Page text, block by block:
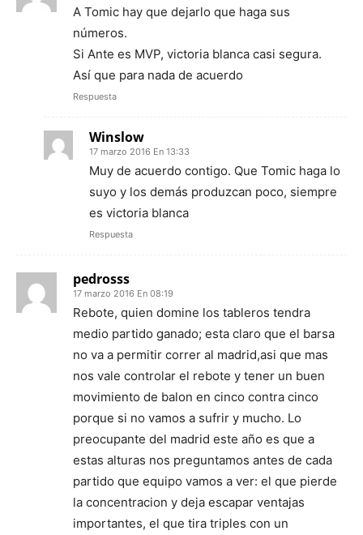
A Tomic hay que dejarlo que haga sus
números.
Si Ante es MVP, victoria blanca casi segura.
Así que para nada de acuerdo
Respuesta
Winslow
17 marzo 2016 En 13:33
Muy de acuerdo contigo. Que Tomic haga lo
suyo y los demás produzcan poco, siempre
es victoria blanca
Respuesta
pedrosss
17 marzo 2016 En 08:19
Rebote, quien domine los tableros tendra
medio partido ganado; esta claro que el barsa
no va a permitir correr al madrid,asi que mas
nos vale controlar el rebote y tener un buen
movimiento de balon en cinco contra cinco
porque si no vamos a sufrir y mucho. Lo
preocupante del madrid este año es que a
estas alturas nos preguntamos antes de cada
partido que equipo vamos a ver: el que pierde
la concentracion y deja escapar ventajas
importantes, el que tira triples con un